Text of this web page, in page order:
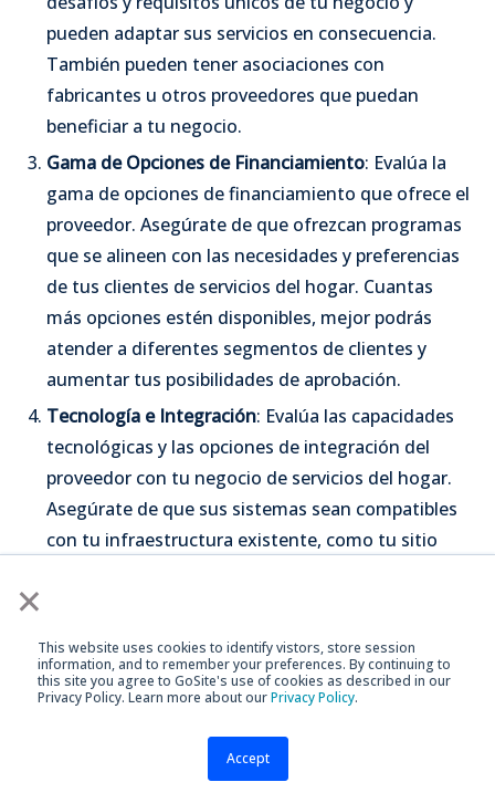
×
This website uses cookies to identify vistors, store session
information, and to remember your preferences. By continuing to
this site you agree to GoSite's use of cookies as described in our
Privacy Policy. Learn more about ourPrivacy Policy.
Accept
pueden adaptar sus servicios en consecuencia.
También pueden tener asociaciones con
fabricantes u otros proveedores que puedan
beneficiar a tu negocio.
Gama de Opciones de Financiamiento: Evalúa la
gama de opciones de financiamiento que ofrece el
proveedor. Asegúrate de que ofrezcan programas
que se alineen con las necesidades y preferencias
de tus clientes de servicios del hogar. Cuantas
más opciones estén disponibles, mejor podrás
atender a diferentes segmentos de clientes y
aumentar tus posibilidades de aprobación.
Tecnología e Integración: Evalúa las capacidades
tecnológicas y las opciones de integración del
proveedor con tu negocio de servicios del hogar.
Asegúrate de que sus sistemas sean compatibles
con tu infraestructura existente, como tu sitio
eficientes.
Soporte al Cliente: Considera el nivel de soporte al
cliente proporcionado por el proveedor de
financiamiento. Busca proveedores que ofrezcan